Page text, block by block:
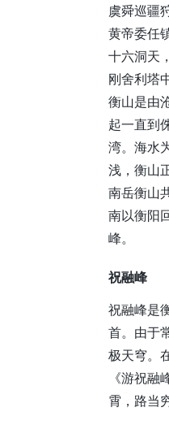
虞舜巡疆
黄帝委任
十六洞天
刚舍利塔中
衡山是由
起一直到
湾。海水
浅，衡山
南岳衡山
南以衡阳
峰。
祝融峰
祝融峰是
首。由于
极天穹。
《游祝
霄，路当